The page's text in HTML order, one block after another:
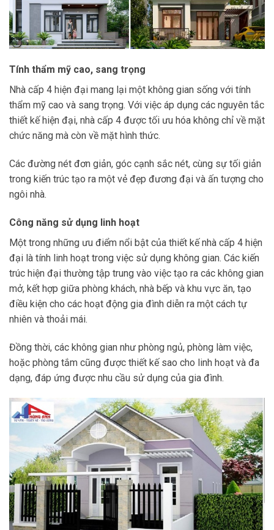
Tính thẩm mỹ cao, sang trọng
Nhà cấp 4 hiện đại mang lại một không gian sống với tính
thẩm mỹ cao và sang trọng. Với việc áp dụng các nguyên tắc
thiết kế hiện đại, nhà cấp 4 được tối ưu hóa không chỉ về mặt
chức năng mà còn về mặt hình thức.
Các đường nét đơn giản, góc cạnh sắc nét, cùng sự tối giản
trong kiến trúc tạo ra một vẻ đẹp đương đại và ấn tượng cho
ngôi nhà.
Công năng sử dụng linh hoạt
Một trong những ưu điểm nổi bật của thiết kế nhà cấp 4 hiện
đại là tính linh hoạt trong việc sử dụng không gian. Các kiến
trúc hiện đại thường tập trung vào việc tạo ra các không gian
mở, kết hợp giữa phòng khách, nhà bếp và khu vực ăn, tạo
điều kiện cho các hoạt động gia đình diễn ra một cách tự
nhiên và thoải mái.
Đồng thời, các không gian như phòng ngủ, phòng làm việc,
hoặc phòng tắm cũng được thiết kế sao cho linh hoạt và đa
dạng, đáp ứng được nhu cầu sử dụng của gia đình.